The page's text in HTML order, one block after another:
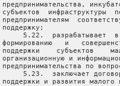
предпринимательства,
субъектов  инфраструктуры
предпринимателям
поддержку;
5.22.  разрабатывает
формированию   и
поддержки    субъектов
организационную и
предпринимательства по
5.23.  заключает
поддержки и развития малого